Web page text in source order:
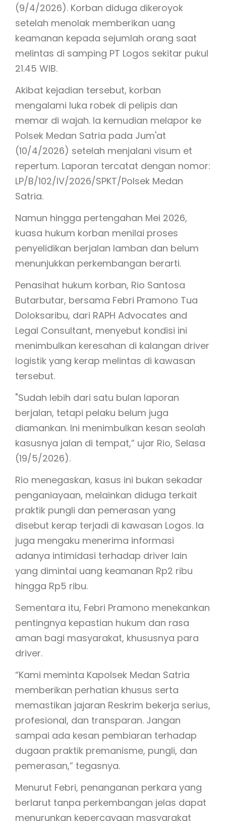
(9/4/2026). Korban diduga dikeroyok
setelah menolak memberikan uang
keamanan kepada sejumlah orang saat
melintas di samping PT Logos sekitar pukul
21.45 WIB.
Akibat kejadian tersebut, korban
mengalami luka robek di pelipis dan
memar di wajah. Ia kemudian melapor ke
Polsek Medan Satria pada Jum'at
(10/4/2026) setelah menjalani visum et
repertum. Laporan tercatat dengan nomor:
LP/B/102/IV/2026/SPKT/Polsek Medan
Satria.
Namun hingga pertengahan Mei 2026,
kuasa hukum korban menilai proses
penyelidikan berjalan lamban dan belum
menunjukkan perkembangan berarti.
Penasihat hukum korban, Rio Santosa
Butarbutar, bersama Febri Pramono Tua
Doloksaribu, dari RAPH Advocates and
Legal Consultant, menyebut kondisi ini
menimbulkan keresahan di kalangan driver
logistik yang kerap melintas di kawasan
tersebut.
"Sudah lebih dari satu bulan laporan
berjalan, tetapi pelaku belum juga
diamankan. Ini menimbulkan kesan seolah
kasusnya jalan di tempat,” ujar Rio, Selasa
(19/5/2026).
Rio menegaskan, kasus ini bukan sekadar
penganiayaan, melainkan diduga terkait
praktik pungli dan pemerasan yang
disebut kerap terjadi di kawasan Logos. Ia
juga mengaku menerima informasi
adanya intimidasi terhadap driver lain
yang dimintai uang keamanan Rp2 ribu
hingga Rp5 ribu.
Sementara itu, Febri Pramono menekankan
pentingnya kepastian hukum dan rasa
aman bagi masyarakat, khususnya para
driver.
“Kami meminta Kapolsek Medan Satria
memberikan perhatian khusus serta
memastikan jajaran Reskrim bekerja serius,
profesional, dan transparan. Jangan
sampai ada kesan pembiaran terhadap
dugaan praktik premanisme, pungli, dan
pemerasan,” tegasnya.
Menurut Febri, penanganan perkara yang
berlarut tanpa perkembangan jelas dapat
menurunkan kepercayaan masyarakat